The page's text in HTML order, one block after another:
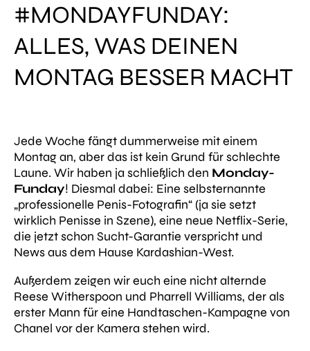
#MONDAYFUNDAY:
ALLES, WAS DEINEN
MONTAG BESSER MACHT
Jede Woche fängt dummerweise mit einem
Montag an, aber das ist kein Grund für schlechte
Laune. Wir haben ja schließlich den Monday-
Funday! Diesmal dabei: Eine selbsternannte
„professionelle Penis-Fotografin“ (ja sie setzt
wirklich Penisse in Szene), eine neue Netflix-Serie,
die jetzt schon Sucht-Garantie verspricht und
News aus dem Hause Kardashian-West.
Außerdem zeigen wir euch eine nicht alternde
Reese Witherspoon und Pharrell Williams, der als
erster Mann für eine Handtaschen-Kampagne von
Chanel vor der Kamera stehen wird.